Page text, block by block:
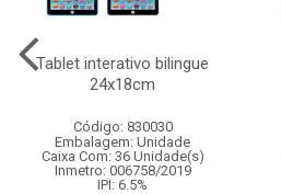
Tablet interativo bilingue
24x18cm
Código: 830030
Embalagem: Unidade
Caixa Com: 36 Unidade(s)
Inmetro: 006758/2019
IPI: 6.5%